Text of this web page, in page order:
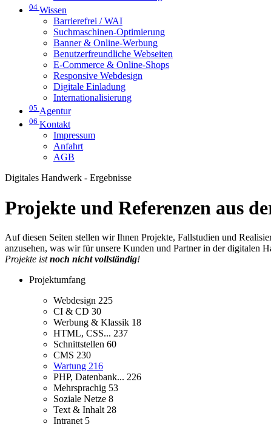
04 Wissen
Barrierefrei / WAI
Suchmaschinen-Optimierung
Banner & Online-Werbung
Benutzerfreundliche Webseiten
E-Commerce & Online-Shops
Responsive Webdesign
Digitale Einladung
Internationalisierung
05 Agentur
06 Kontakt
Impressum
Anfahrt
AGB
Digitales Handwerk - Ergebnisse
Projekte und Referenzen aus
Auf diesen Seiten stellen wir Ihnen Projekte, Fallstudien und
anzusehen, was wir für unsere Kunden und Partner in der digitalen
Projekte istnoch nicht vollständig!
Projektumfang
Webdesign 225
CI & CD 30
Werbung & Klassik 18
HTML, CSS... 237
Schnittstellen 60
CMS 230
Wartung 216
PHP, Datenbank... 226
Mehrsprachig 53
Soziale Netze 8
Text & Inhalt 28
Intranet 5